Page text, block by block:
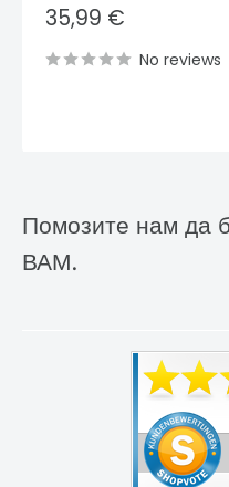
Sale
price
35,99 €
No reviews
Помозите нам да
ВАМ.